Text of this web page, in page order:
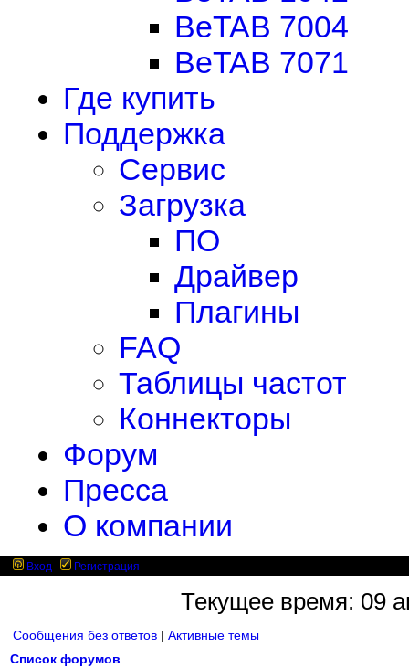
BeTAB 7004
BeTAB 7071
Где купить
Поддержка
Сервис
Загрузка
ПО
Драйвер
Плагины
FAQ
Таблицы частот
Коннекторы
Форум
Пресса
О компании
Вход Регистрация
Текущее время: 09
Сообщения без ответов | Активные темы
Список форумов